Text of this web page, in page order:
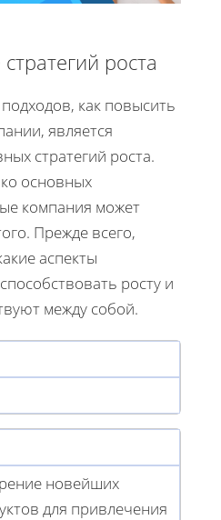
роста
как повысить
является
стратегий роста.
основных
компания может
Прежде всего,
аспекты
росту и
между собой.
новейших
для привлечения